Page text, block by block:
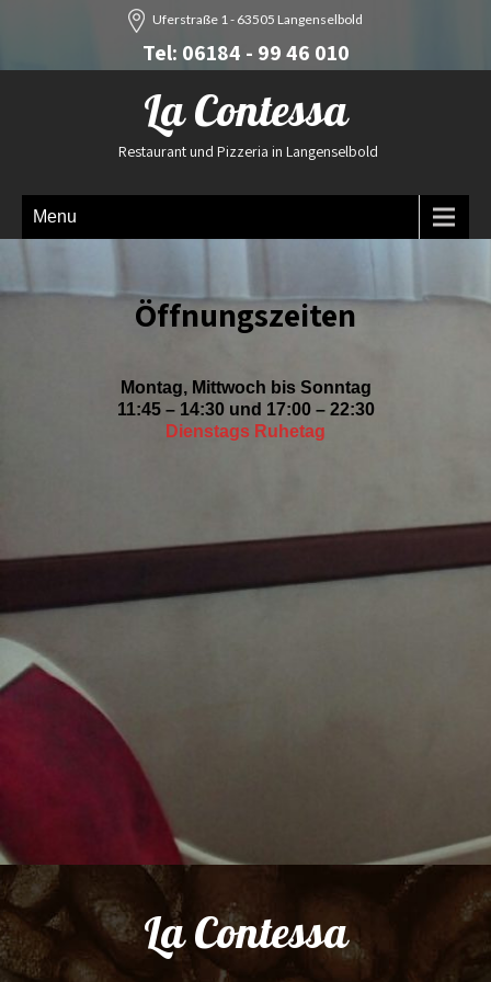
Uferstraße 1 - 63505 Langenselbold
Tel: 06184 - 99 46 010
La Contessa
Restaurant und Pizzeria in Langenselbold
Menu
Öffnungszeiten
Montag, Mittwoch bis Sonntag
11:45 – 14:30 und 17:00 – 22:30
Dienstags Ruhetag
La Contessa